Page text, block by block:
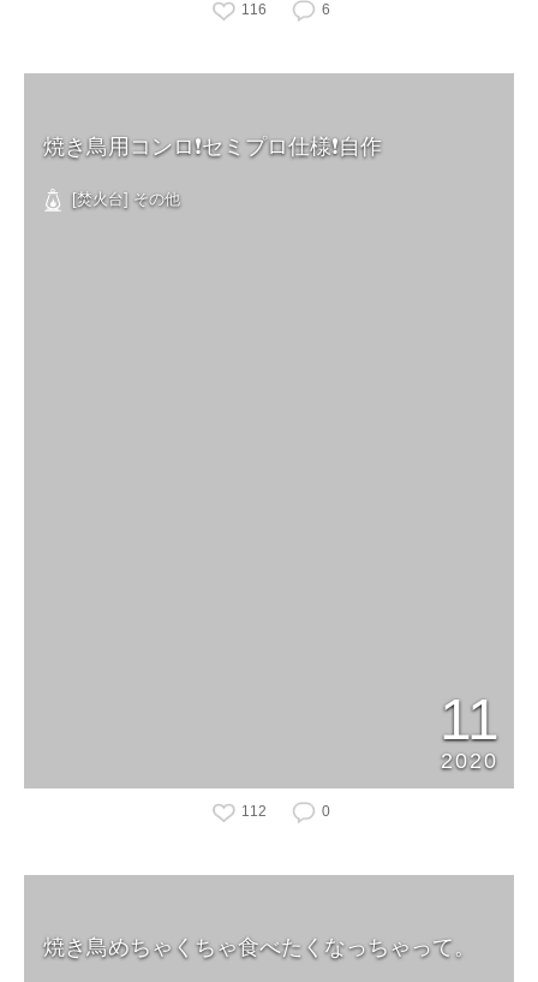
116 6
焼き鳥用コンロ❗️セミプロ仕様❗️自作
[焚火台] その他
11
2020
112 0
焼き鳥めちゃくちゃ食べたくなっちゃって。